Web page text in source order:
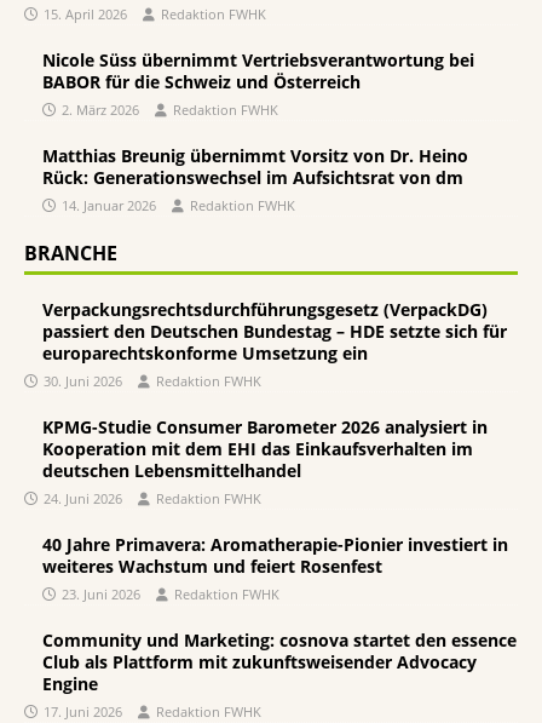
15. April 2026 Redaktion FWHK
Nicole Süss übernimmt Vertriebsverantwortung bei
BABOR für die Schweiz und Österreich
2. März 2026 Redaktion FWHK
Matthias Breunig übernimmt Vorsitz von Dr. Heino
Rück: Generationswechsel im Aufsichtsrat von dm
14. Januar 2026 Redaktion FWHK
BRANCHE
Verpackungsrechtsdurchführungsgesetz (VerpackDG)
passiert den Deutschen Bundestag – HDE setzte sich für
europarechtskonforme Umsetzung ein
30. Juni 2026 Redaktion FWHK
KPMG-Studie Consumer Barometer 2026 analysiert in
Kooperation mit dem EHI das Einkaufsverhalten im
deutschen Lebensmittelhandel
24. Juni 2026 Redaktion FWHK
40 Jahre Primavera: Aromatherapie-Pionier investiert in
weiteres Wachstum und feiert Rosenfest
23. Juni 2026 Redaktion FWHK
Community und Marketing: cosnova startet den essence
Club als Plattform mit zukunftsweisender Advocacy
Engine
17. Juni 2026 Redaktion FWHK